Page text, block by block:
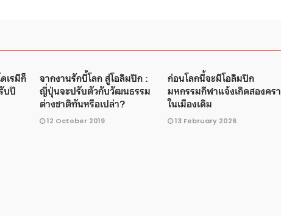
เรมีก็
บปี
จากงานรักบี้โลก สู่โอลิมปิก :
ญี่ปุ่นจะปรับตัวกับวัฒนธรรม
ต่างชาติทันหรือเปล่า?
12 October 2019
ก่อนโลกนี้จะมีโอลิมปิก
มหกรรมกีฬาแจ้งเกิดสองครา
ในเมืองเดิม
13 February 2026